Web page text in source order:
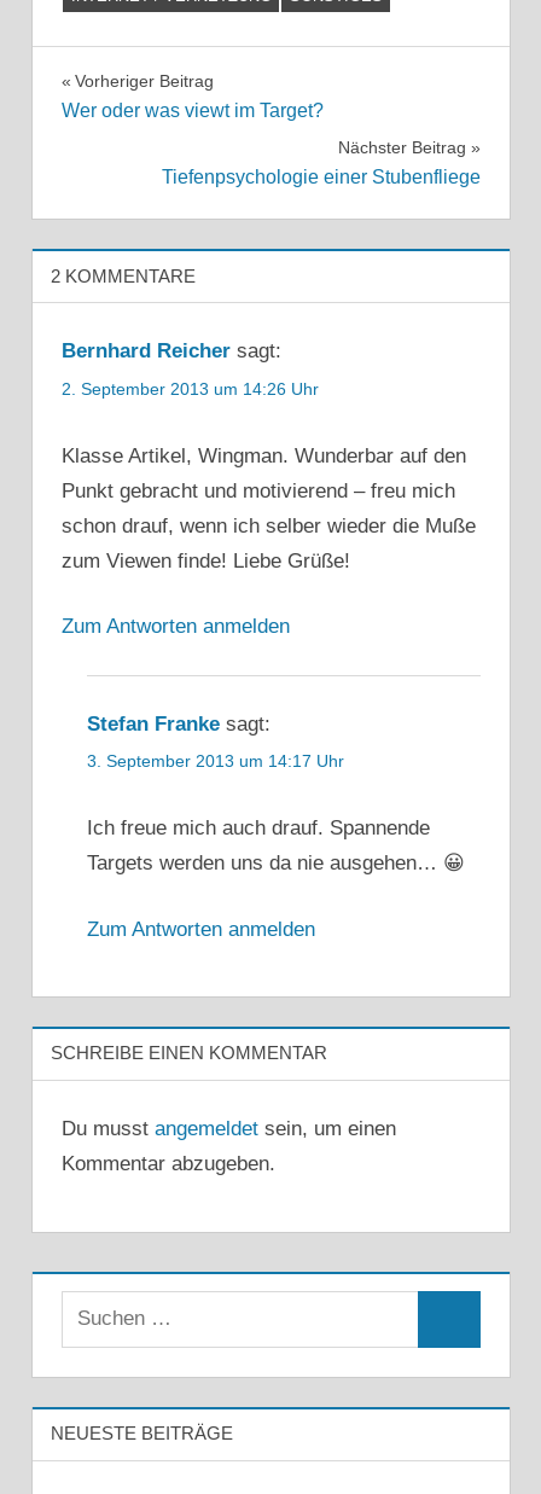
Beitragsnavigation
Vorheriger Beitrag
Wer oder was viewt im Target?
Nächster Beitrag
Tiefenpsychologie einer Stubenfliege
2 KOMMENTARE
Bernhard Reicher sagt:
2. September 2013 um 14:26 Uhr
Klasse Artikel, Wingman. Wunderbar auf den
Punkt gebracht und motivierend – freu mich
schon drauf, wenn ich selber wieder die Muße
zum Viewen finde! Liebe Grüße!
Zum Antworten anmelden
Stefan Franke sagt:
3. September 2013 um 14:17 Uhr
Ich freue mich auch drauf. Spannende
Targets werden uns da nie ausgehen… 😀
Zum Antworten anmelden
SCHREIBE EINEN KOMMENTAR
Du musst angemeldetsein, um einen
Kommentar abzugeben.
Suchen
NEUESTE BEITRÄGE